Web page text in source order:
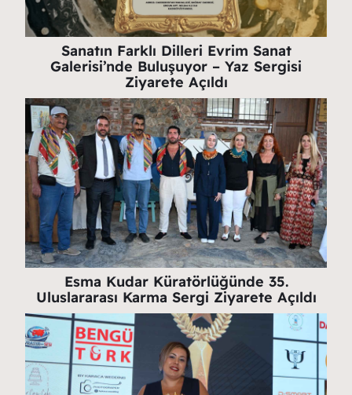
Sanatın Farklı Dilleri Evrim Sanat
Galerisi’nde Buluşuyor – Yaz Sergisi
Ziyarete Açıldı
Esma Kudar Küratörlüğünde 35.
Uluslararası Karma Sergi Ziyarete Açıldı